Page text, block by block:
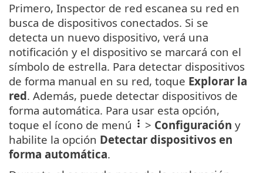
Primero, Inspector de red escanea su red en
busca de dispositivos conectados. Si se
detecta un nuevo dispositivo, verá una
notificación y el dispositivo se marcará con el
símbolo de estrella. Para detectar dispositivos
de forma manual en su red, toque Explorar la
red. Además, puede detectar dispositivos de
forma automática. Para usar esta opción,
toque el ícono de menú
> Configuración y
habilite la opción Detectar dispositivos en
forma automática.